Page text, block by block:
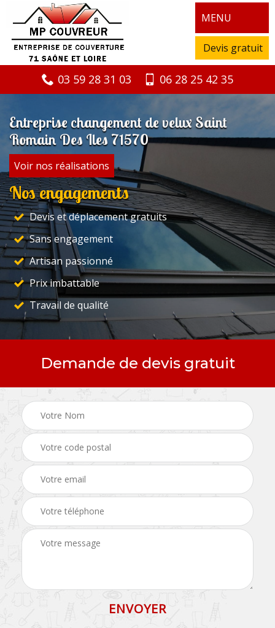
MENU
Devis gratuit
03 59 28 31 03 06 28 25 42 35
Entreprise changement de velux Saint
Romain Des Iles 71570
Voir nos réalisations
Nos engagements
Devis et déplacement gratuits
Sans engagement
Artisan passionné
Prix imbattable
Travail de qualité
Demande de devis gratuit